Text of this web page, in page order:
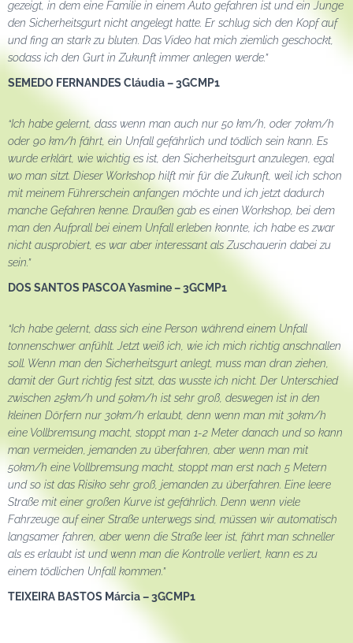
gezeigt, in dem eine Familie in einem Auto gefahren ist und ein Junge
den Sicherheitsgurt nicht angelegt hatte. Er schlug sich den Kopf auf
und fing an stark zu bluten. Das Video hat mich ziemlich geschockt,
sodass ich den Gurt in Zukunft immer anlegen werde.”
SEMEDO FERNANDES Cláudia – 3GCMP1
“Ich habe gelernt, dass wenn man auch nur 50 km/h, oder 70km/h
oder 90 km/h fährt, ein Unfall gefährlich und tödlich sein kann. Es
wurde erklärt, wie wichtig es ist, den Sicherheitsgurt anzulegen, egal
wo man sitzt. Dieser Workshop hilft mir für die Zukunft, weil ich schon
mit meinem Führerschein anfangen möchte und ich jetzt dadurch
manche Gefahren kenne. Draußen gab es einen Workshop, bei dem
man den Aufprall bei einem Unfall erleben konnte, ich habe es zwar
nicht ausprobiert, es war aber interessant als Zuschauerin dabei zu
sein.”
DOS SANTOS PASCOA Yasmine – 3GCMP1
“Ich habe gelernt, dass sich eine Person während einem Unfall
tonnenschwer anfühlt. Jetzt weiß ich, wie ich mich richtig anschnallen
soll. Wenn man den Sicherheitsgurt anlegt, muss man dran ziehen,
damit der Gurt richtig fest sitzt, das wusste ich nicht. Der Unterschied
zwischen 25km/h und 50km/h ist sehr groß, deswegen ist in den
kleinen Dörfern nur 30km/h erlaubt, denn wenn man mit 30km/h
eine Vollbremsung macht, stoppt man 1-2 Meter danach und so kann
man vermeiden, jemanden zu überfahren, aber wenn man mit
50km/h eine Vollbremsung macht, stoppt man erst nach 5 Metern
und so ist das Risiko sehr groß, jemanden zu überfahren. Eine leere
Straße mit einer großen Kurve ist gefährlich. Denn wenn viele
Fahrzeuge auf einer Straße unterwegs sind, müssen wir automatisch
langsamer fahren, aber wenn die Straße leer ist, fährt man schneller
als es erlaubt ist und wenn man die Kontrolle verliert, kann es zu
einem tödlichen Unfall kommen.”
TEIXEIRA BASTOS Márcia – 3GCMP1